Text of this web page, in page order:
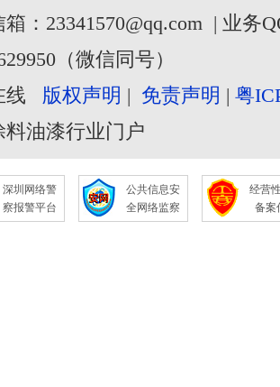
：23341570@qq.com | 业务
（微信同号）
线 版权声明 | 免责声明 |粤
料油漆行业门户
深圳网络警
察报警平台
公共信息安
全网络监察
经营
备案